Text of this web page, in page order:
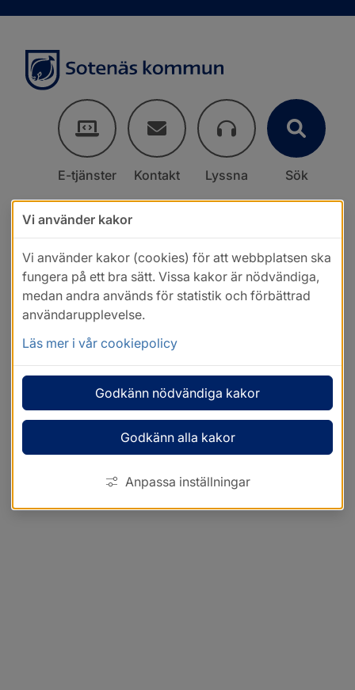
E-tjänster Kontakt Lyssna Sök
Vi använder kakor
Vi använder kakor (cookies) för att webbplatsen ska
fungera på ett bra sätt. Vissa kakor är nödvändiga,
medan andra används för statistik och förbättrad
användarupplevelse.
Läs mer i vår cookiepolicy
Godkänn nödvändiga kakor
Godkänn alla kakor
Anpassa inställningar